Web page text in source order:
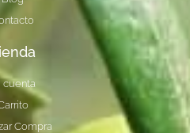
cuenta
Compra